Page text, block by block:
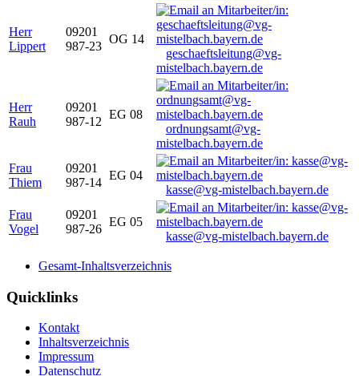
Herr
Lippert
09201
987-23
OG 14
geschaeftsleitung@vg-
mistelbach.bayern.de
Herr
Rauh
09201
987-12
EG 08
ordnungsamt@vg-
mistelbach.bayern.de
Frau
Thiem
09201
987-14
EG 04
kasse@vg-mistelbach.bayern.de
Frau
Vogel
09201
987-26
EG 05
kasse@vg-mistelbach.bayern.de
Gesamt-Inhaltsverzeichnis
Quicklinks
Kontakt
Inhaltsverzeichnis
Impressum
Datenschutz